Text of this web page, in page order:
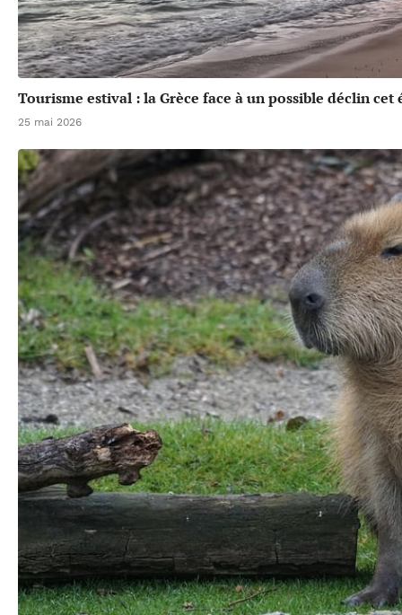
Tourisme estival : la Grèce face à un possible déclin cet
25 mai 2026